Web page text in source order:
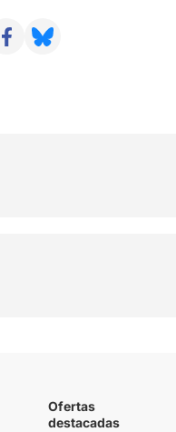
Ofertas
destacadas